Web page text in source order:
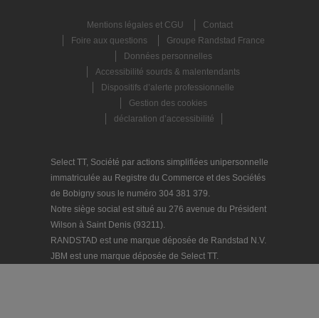
Mentions légales et CGU
Contact
Foire aux questions
Groupe Randstad France
Données personnelles
Accessibilité sourds & malentendants
Dispositifs d’alerte professionnelle
Gestion des cookies
déclaration d’accessibilité
Select TT, Société par actions simplifiées unipersonnelle
immatriculée au Registre du Commerce et des Sociétés
de Bobigny sous le numéro 304 381 379.
Notre siège social est situé au 276 avenue du Président
Wilson à Saint Denis (93211).
RANDSTAD est une marque déposée de Randstad N.V.
JBM est une marque déposée de Select TT.